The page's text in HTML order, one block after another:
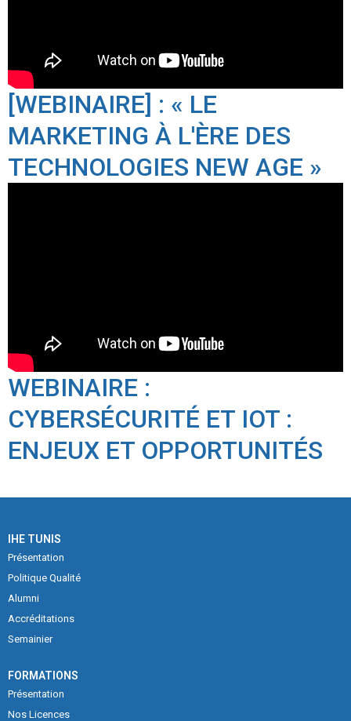
[WEBINAIRE] : « LE
MARKETING À L'ÈRE DES
TECHNOLOGIES NEW AGE »
WEBINAIRE :
CYBERSÉCURITÉ ET IOT :
ENJEUX ET OPPORTUNITÉS
IHE TUNIS
Présentation
Politique Qualité
Alumni
Accréditations
Semainier
FORMATIONS
Présentation
Nos Licences